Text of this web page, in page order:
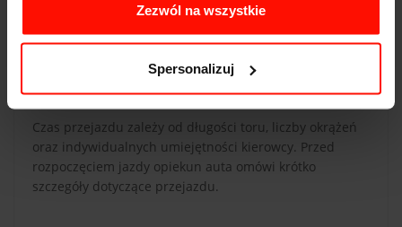
Zezwól na wszystkie
Spersonalizuj
termin przejazdu. Jeżeli chcesz poprowadzić auto,
musisz mieć ważne prawo jazdy kat. B.
CZAS PRZEJAZDU
Czas przejazdu zależy od długości toru, liczby okrążeń
oraz indywidualnych umiejętności kierowcy. Przed
rozpoczęciem jazdy opiekun auta omówi krótko
szczegóły dotyczące przejazdu.